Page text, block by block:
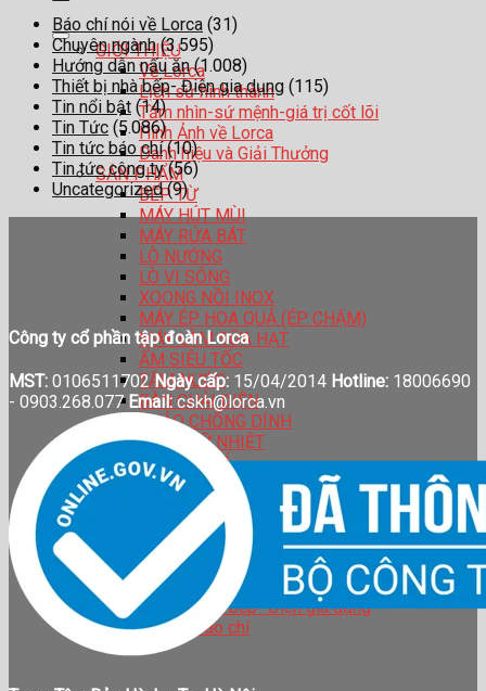
GIỚI THIỆU
Về Lorca
Lịch sử hình thành
Tầm nhìn-sứ mệnh-giá trị cốt lõi
Hình Ảnh về Lorca
Danh hiệu và Giải Thưởng
SẢN PHẨM
BẾP TỪ
MÁY HÚT MÙI
MÁY RỬA BÁT
LÒ NƯỚNG
LÒ VI SÓNG
XOONG NỒI INOX
MÁY ÉP HOA QUẢ (ÉP CHẬM)
MÁY LÀM SỮA HẠT
ẤM SIÊU TỐC
TĂM NƯỚC
BÀN CHẢI ĐIỆN
CHẢO CHỐNG DÍNH
BÌNH GIỮ NHIỆT
HỆ THỐNG ĐẠI LÍ
CATALOGUE
LIÊN HỆ
Tin tức công ty
Hướng dẫn nấu ăn
Thiết bị nhà bếp- Điện gia dụng
Tin tức báo chí
Báo chí nói về Lorca (31)
Chuyên ngành(3.595)
Hướng dẫn nấu ăn(1.008)
Thiết bị nhà bếp- Điện gia dụng (115)
Tin nổi bật (14)
Tin Tức (5.086)
Tin tức báo chí(10)
Tin tức công ty(56)
Uncategorized(9)
Công ty cổ phần tập đoàn Lorca
MST: 0106511702Ngày cấp: 15/04/2014 Hotline: 18006690
- 0903.268.077 Email: cskh@lorca.vn